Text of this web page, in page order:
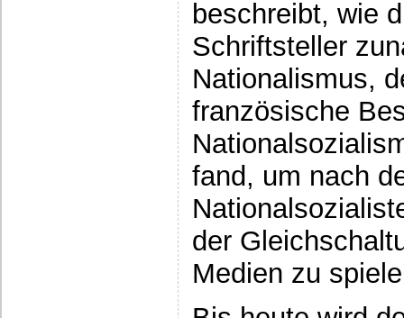
beschreibt, wie
Schriftsteller
Nationalismus,
französische
fand, um nach
der
Medien zu